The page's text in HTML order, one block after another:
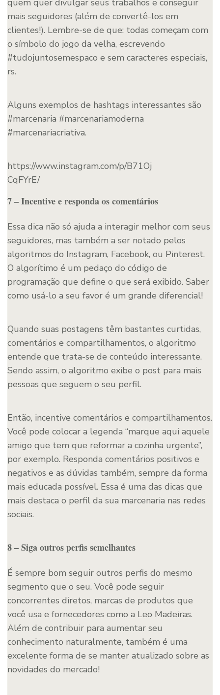
mais seguidores (além de convertê-los em
clientes!). Lembre-se de que: todas começam com
o símbolo do jogo da velha, escrevendo
#tudojuntosemespaco e sem caracteres especiais,
rs.
Alguns exemplos de hashtags interessantes são
#marcenaria #marcenariamoderna
#marcenariacriativa.
https://www.instagram.com/p/B71Oj
CqFYrE/
7 – Incentive e responda os comentários
Essa dica não só ajuda a interagir melhor com seus
seguidores, mas também a ser notado pelos
algoritmos do Instagram, Facebook, ou Pinterest.
O algorítimo é um pedaço do código de
programação que define o que será exibido. Saber
como usá-lo a seu favor é um grande diferencial!
Quando suas postagens têm bastantes curtidas,
comentários e compartilhamentos, o algoritmo
entende que trata-se de conteúdo interessante.
Sendo assim, o algoritmo exibe o post para mais
pessoas que seguem o seu perfil.
Então, incentive comentários e compartilhamentos.
Você pode colocar a legenda “marque aqui aquele
amigo que tem que reformar a cozinha urgente”,
por exemplo. Responda comentários positivos e
negativos e as dúvidas também, sempre da forma
mais educada possível. Essa é uma das dicas que
mais destaca o perfil da sua marcenaria nas redes
sociais.
8 – Siga outros perfis semelhantes
É sempre bom seguir outros perfis do mesmo
segmento que o seu. Você pode seguir
concorrentes diretos, marcas de produtos que
você usa e fornecedores como a Leo Madeiras.
Além de contribuir para aumentar seu
conhecimento naturalmente, também é uma
excelente forma de se manter atualizado sobre as
novidades do mercado!